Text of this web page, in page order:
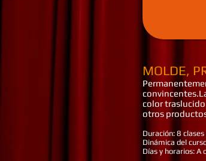
MOLDE,
convincentes.
color
otros
Duración: 8
Dinámica del
Días y horarios: A